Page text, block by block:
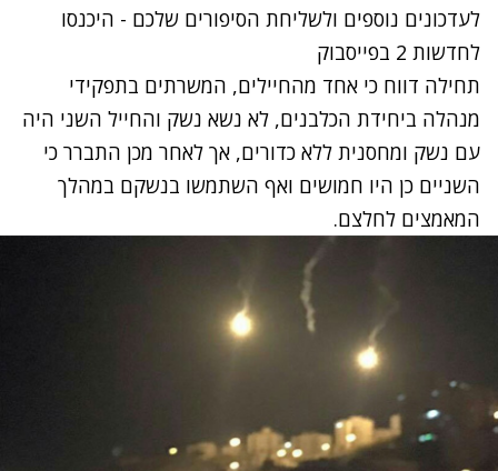
לעדכונים נוספים ולשליחת הסיפורים שלכם - היכנסו
לחדשות 2 בפייסבוק
תחילה דווח כי אחד מהחיילים, המשרתים בתפקידי
מנהלה ביחידת הכלבנים, לא נשא נשק והחייל השני היה
עם נשק ומחסנית ללא כדורים, אך לאחר מכן התברר כי
השניים כן היו חמושים ואף השתמשו בנשקם במהלך
המאמצים לחלצם.